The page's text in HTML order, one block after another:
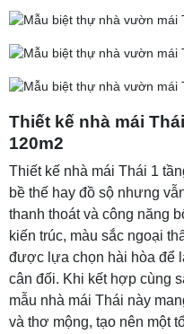
Thiết kế nhà mái
120m2
Thiết kế nhà mái Thái 1
bề thế hay đồ sộ nhưng
thanh thoát và công năng
kiến trúc, màu sắc ngoại
được lựa chọn hài hòa để
cân đối. Khi kết hợp cùng
mẫu nhà mái Thái này
và thơ mộng, tạo nên một